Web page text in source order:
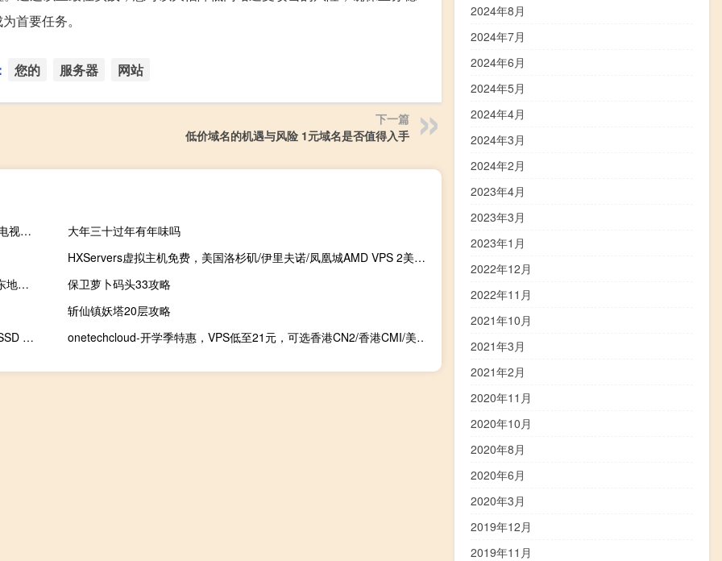
首要任务。
您的 服务器 网站
下一篇
低价域名的机遇与风险 1元域名是否值得入手
Megalayer：美国家庭宽带VPS新品5折80元/月起，支持解锁美国电视、流媒体、游戏等多个应用场景
大年三十过年有年味吗
HXServers虚拟主机免费，美国洛杉矶/伊里夫诺/凤凰城AMD VPS 2美元/月起，10Gbps带宽，免费Windows Server许可证
炎黄网络（china35.com）深度测评：合肥高新区IDC服务商，华东地区企业级云计算专家
保卫萝卜码头33攻略
斩仙镇妖塔20层攻略
Dedispec美国密苏里州双E5独立服务器：45美元/月，1x 480GB SSD 或 1x 4TB HDD，1Gbps带宽不限流量
onetechcloud-开学季特惠，VPS低至21元，可选香港CN2/香港CMI/美国CN2/美国CN2+高防
2024年8月
2024年7月
2024年6月
2024年5月
2024年4月
2024年3月
2024年2月
2023年4月
2023年3月
2023年1月
2022年12月
2022年11月
2021年10月
2021年3月
2021年2月
2020年11月
2020年10月
2020年8月
2020年6月
2020年3月
2019年12月
2019年11月